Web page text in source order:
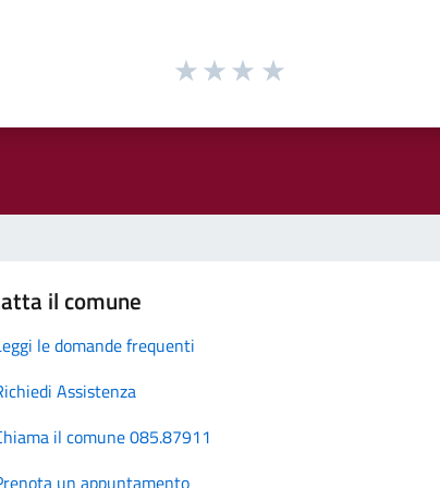
il comune
le domande frequenti
Assistenza
il comune 085.87911
un appuntamento